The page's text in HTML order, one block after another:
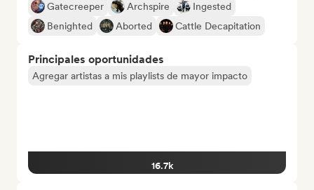
Gatecreeper
Archspire
Ingested
Benighted
Aborted Cattle Decapitation
Principales oportunidades
Agregar artistas a mis playlists de mayor impacto
16.7k